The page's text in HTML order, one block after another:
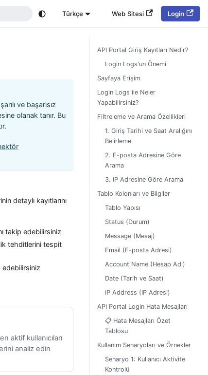
Türkçe Web Sitesi Login
ve başarısız
olanak tanır. Bu
detaylı kayıtlarını
takip edebilirsiniz
tehditlerini tespit
edebilirsiniz
aktif kullanıcıları
analiz edin
API Portal Giriş Kayıtları Nedir?
Login Logs'un Önemi
Sayfaya Erişim
Login Logs ile Neler
Yapabilirsiniz?
Filtreleme ve Arama Özellikleri
1. Giriş Tarihi ve Saat Aralığını
Belirleme
2. E-posta Adresine Göre
Arama
3. IP Adresine Göre Arama
Tablo Kolonları ve Bilgiler
Tablo Yapısı
Status (Durum)
Message (Mesaj)
Email (E-posta Adresi)
Account Name (Hesap Adı)
Date (Tarih ve Saat)
IP Address (IP Adresi)
API Portal Login Hata Mesajları
📋 Hata Mesajları Özet
Tablosu
Kullanım Senaryoları ve Örnekler
Senaryo 1: Kullanıcı Aktivite
Kontrolü